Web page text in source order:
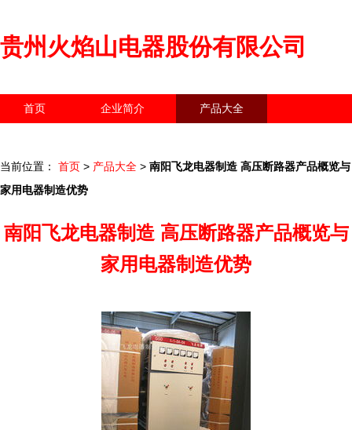
贵州火焰山电器股份有限公司
首页 企业简介 产品大全
当前位置： 首页 > 产品大全 > 南阳飞龙电器制造 高压断路器产品概览与
家用电器制造优势
南阳飞龙电器制造 高压断路器产品概览与
家用电器制造优势